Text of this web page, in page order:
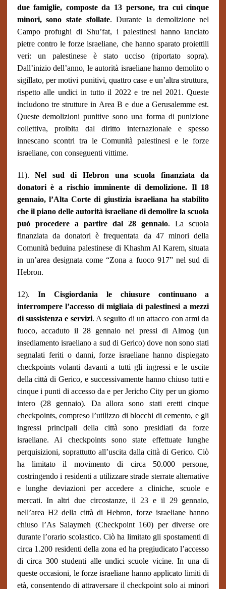
due famiglie, composte da 13 persone, tra cui cinque
minori, sono state sfollate. Durante la demolizione nel
Campo profughi di Shu’fat, i palestinesi hanno lanciato
pietre contro le forze israeliane, che hanno sparato proiettili
veri: un palestinese è stato ucciso (riportato sopra).
Dall’inizio dell’anno, le autorità israeliane hanno demolito o
sigillato, per motivi punitivi, quattro case e un’altra struttura,
rispetto alle undici in tutto il 2022 e tre nel 2021. Queste
includono tre strutture in Area B e due a Gerusalemme est.
Queste demolizioni punitive sono una forma di punizione
collettiva, proibita dal diritto internazionale e spesso
innescano scontri tra le Comunità palestinesi e le forze
israeliane, con conseguenti vittime.
11).Nel sud di Hebron una scuola finanziata da
donatori è a rischio imminente di demolizione. Il 18
gennaio, l’Alta Corte di giustizia israeliana ha stabilito
che il piano delle autorità israeliane di demolire la scuola
può procedere a partire dal 28 gennaio. La scuola
finanziata da donatori è frequentata da 47 minori della
Comunità beduina palestinese di Khashm Al Karem, situata
in un’area designata come “Zona a fuoco 917” nel sud di
Hebron.
12).In Cisgiordania le chiusure continuano a
interrompere l’accesso di migliaia di palestinesi a mezzi
di sussistenza e servizi. A seguito di un attacco con armi da
fuoco, accaduto il 28 gennaio nei pressi di Almog (un
insediamento israeliano a sud di Gerico) dove non sono stati
segnalati feriti o danni, forze israeliane hanno dispiegato
checkpointsvolanti davanti a tutti gli ingressi e le uscite
della città di Gerico, e successivamente hanno chiuso tutti e
cinque i punti di accesso da e per Jericho City per un giorno
intero (28 gennaio). Da allora sono stati eretti cinque
checkpoints, compreso l’utilizzo di blocchi di cemento, e gli
ingressi principali della città sono presidiati da forze
israeliane. Ai checkpointssono state effettuate lunghe
perquisizioni, soprattutto all’uscita dalla città di Gerico. Ciò
ha limitato il movimento di circa 50.000 persone,
costringendo i residenti a utilizzare strade sterrate alternative
e lunghe deviazioni per accedere a cliniche, scuole e
mercati. In altri due circostanze, il 23 e il 29 gennaio,
nell’area H2 della città di Hebron, forze israeliane hanno
chiuso l’As Salaymeh (Checkpoint 160) per diverse ore
durante l’orario scolastico. Ciò ha limitato gli spostamenti di
circa 1.200 residenti della zona ed ha pregiudicato l’accesso
di circa 300 studenti alle undici scuole vicine. In una di
queste occasioni, le forze israeliane hanno applicato limiti di
età, consentendo di attraversare il checkpoint solo ai minori